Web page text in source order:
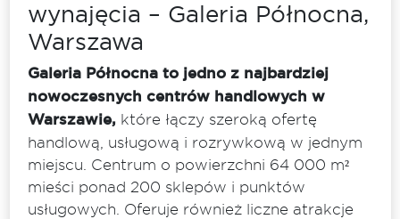
wynajęcia – Galeria Północna,
Warszawa
Galeria Północna to jedno z najbardziej
nowoczesnych centrów handlowych w
Warszawie,które łączy szeroką ofertę
handlową, usługową i rozrywkową w jednym
miejscu. Centrum o powierzchni 64 000 m²
mieści ponad 200 sklepów i punktów
usługowych. Oferuje również liczne atrakcje